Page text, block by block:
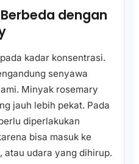
dengan
kadar konsentrasi.
senyawa
Minyak rosemary
jauh lebih pekat. Pada
diperlakukan
bisa masuk ke
atau udara yang dihirup.